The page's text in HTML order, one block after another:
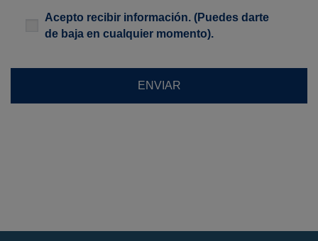
NewsletterAcepto recibir información. (Puedes darte
de baja en cualquier momento).